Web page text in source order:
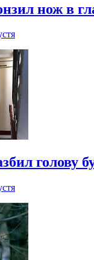
нож в
голову